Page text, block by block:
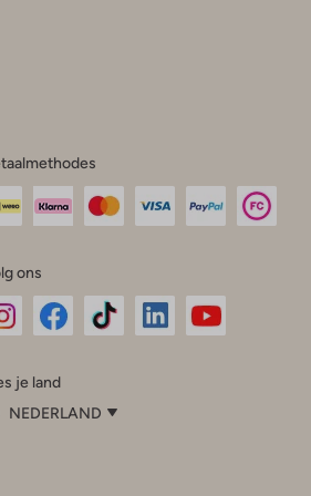
ons
Facebook
je land
NEDERLAND